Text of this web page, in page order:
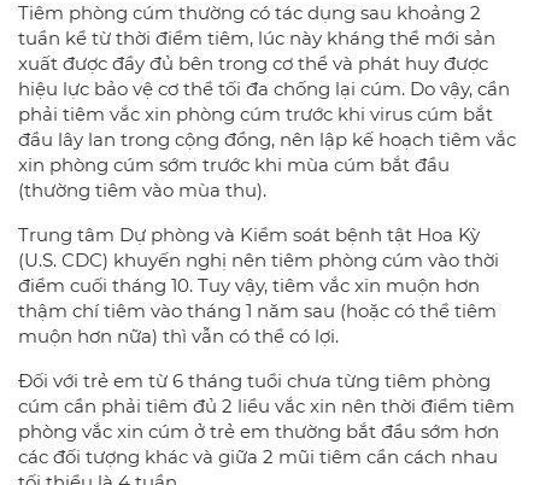
Tiêm phòng cúm thường có tác dụng sau khoảng 2
tuần kể từ thời điểm tiêm, lúc này kháng thể mới sản
xuất được đầy đủ bên trong cơ thể và phát huy được
hiệu lực bảo vệ cơ thể tối đa chống lại cúm. Do vậy, cần
phải tiêm vắc xin phòng cúm trước khi virus cúm bắt
đầu lây lan trong cộng đồng, nên lập kế hoạch tiêm vắc
xin phòng cúm sớm trước khi mùa cúm bắt đầu
(thường tiêm vào mùa thu).
Trung tâm Dự phòng và Kiểm soát bệnh tật Hoa Kỳ
(U.S. CDC) khuyến nghị nên tiêm phòng cúm vào thời
điểm cuối tháng 10. Tuy vậy, tiêm vắc xin muộn hơn
thậm chí tiêm vào tháng 1 năm sau (hoặc có thể tiêm
muộn hơn nữa) thì vẫn có thể có lợi.
Đối với trẻ em từ 6 tháng tuổi chưa từng tiêm phòng
cúm cần phải tiêm đủ 2 liều vắc xin nên thời điểm tiêm
phòng vắc xin cúm ở trẻ em thường bắt đầu sớm hơn
các đối tượng khác và giữa 2 mũi tiêm cần cách nhau